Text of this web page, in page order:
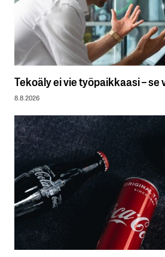
Tekoäly ei vie työpaikkaasi – se
8.8.2026